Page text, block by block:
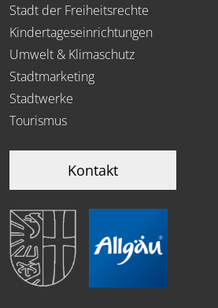
Stadt der Freiheitsrechte
Kindertageseinrichtungen
Umwelt & Klimaschutz
Stadtmarketing
Stadtwerke
Tourismus
Kontakt